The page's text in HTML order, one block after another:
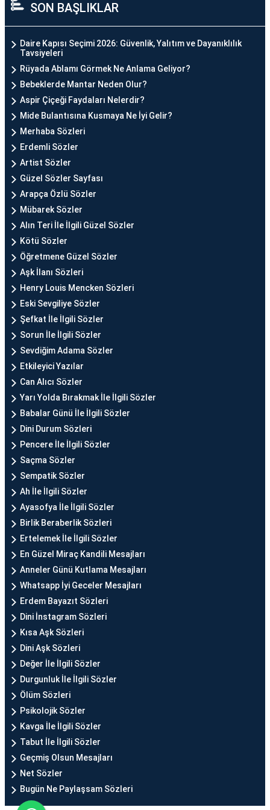
SON BAŞLIKLAR
Daire Kapısı Seçimi 2026: Güvenlik, Yalıtım ve Dayanıklılık
Tavsiyeleri
Rüyada Ablamı Görmek Ne Anlama Geliyor?
Bebeklerde Mantar Neden Olur?
Aspir Çiçeği Faydaları Nelerdir?
Mide Bulantısına Kusmaya Ne İyi Gelir?
Merhaba Sözleri
Erdemli Sözler
Artist Sözler
Güzel Sözler Sayfası
Arapça Özlü Sözler
Mübarek Sözler
Alın Teri İle İlgili Güzel Sözler
Kötü Sözler
Öğretmene Güzel Sözler
Aşk İlanı Sözleri
Henry Louis Mencken Sözleri
Eski Sevgiliye Sözler
Şefkat İle İlgili Sözler
Sorun İle İlgili Sözler
Sevdiğim Adama Sözler
Etkileyici Yazılar
Can Alıcı Sözler
Yarı Yolda Bırakmak İle İlgili Sözler
Babalar Günü İle İlgili Sözler
Dini Durum Sözleri
Pencere İle İlgili Sözler
Saçma Sözler
Sempatik Sözler
Ah İle İlgili Sözler
Ayasofya İle İlgili Sözler
Birlik Beraberlik Sözleri
Ertelemek İle İlgili Sözler
En Güzel Miraç Kandili Mesajları
Anneler Günü Kutlama Mesajları
Whatsapp İyi Geceler Mesajları
Erdem Bayazıt Sözleri
Dini İnstagram Sözleri
Kısa Aşk Sözleri
Dini Aşk Sözleri
Değer İle İlgili Sözler
Durgunluk İle İlgili Sözler
Ölüm Sözleri
Psikolojik Sözler
Kavga İle İlgili Sözler
Tabut İle İlgili Sözler
Geçmiş Olsun Mesajları
Net Sözler
Bugün Ne Paylaşsam Sözleri